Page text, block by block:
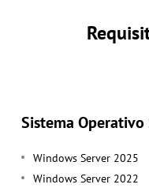
Sistema
Windows Server 2025
Windows Server 2022